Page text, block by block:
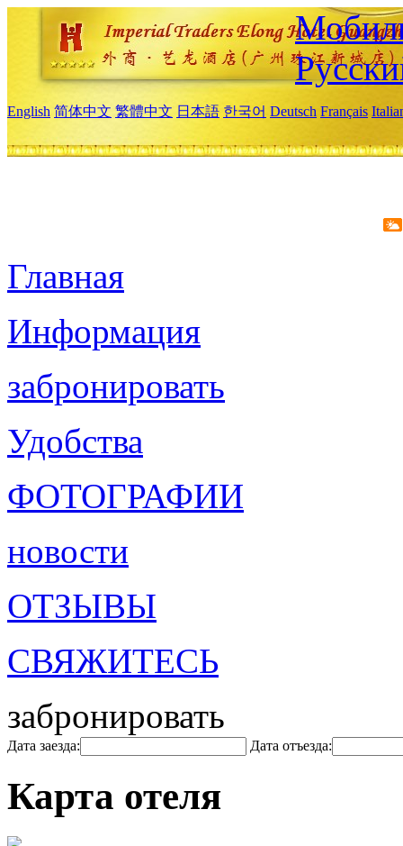
English 简体中文 繁體中文 日本語 한국어 Deutsch Français
Главная
Информация
забронировать
Удобства
ФОТОГРАФИИ
новости
ОТЗЫВЫ
СВЯЖИТЕСЬ
забронировать
Дата заезда: Дата отъезда:
Карта отеля